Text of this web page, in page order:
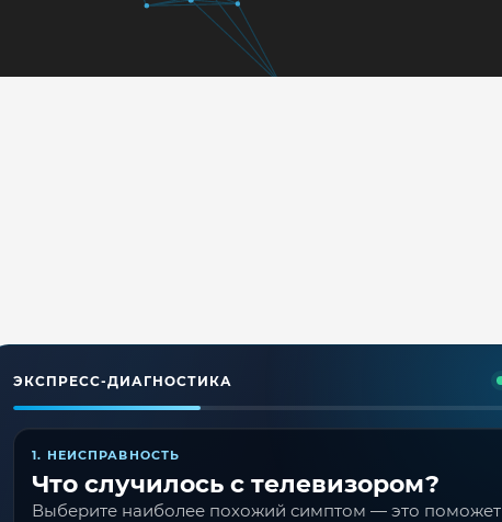
ЭКСПРЕСС-ДИАГНОСТИКА
1. НЕИСПРАВНОСТЬ
Что случилось с телевизором?
Выберите наиболее похожий симптом — это поможет